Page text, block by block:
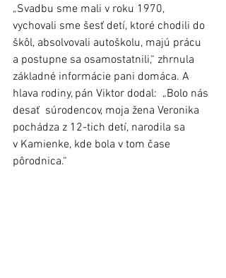
„Svadbu sme mali v roku 1970,
vychovali sme šesť detí, ktoré chodili do
škôl, absolvovali autoškolu, majú prácu
a postupne sa osamostatnili,“ zhrnula
základné informácie pani domáca. A
hlava rodiny, pán Viktor dodal:  „Bolo nás
desať  súrodencov, moja žena Veronika
pochádza z 12-tich detí, narodila sa
v Kamienke, kde bola v tom čase
pôrodnica.“